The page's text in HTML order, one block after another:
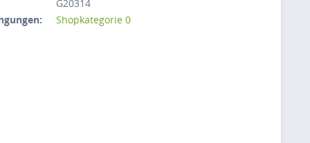
G20314
Shopkategorie 0